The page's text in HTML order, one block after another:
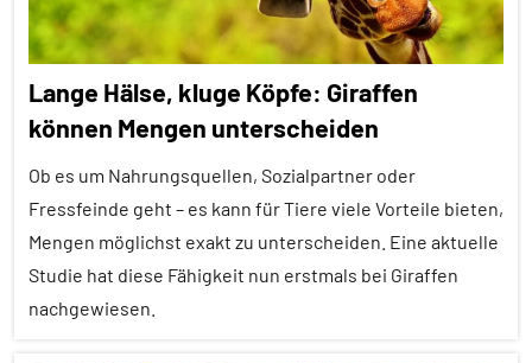
Lange Hälse, kluge Köpfe: Giraffen
können Mengen unterscheiden
Ob es um Nahrungsquellen, Sozialpartner oder
Fressfeinde geht – es kann für Tiere viele Vorteile bieten,
Mengen möglichst exakt zu unterscheiden. Eine aktuelle
Studie hat diese Fähigkeit nun erstmals bei Giraffen
nachgewiesen.